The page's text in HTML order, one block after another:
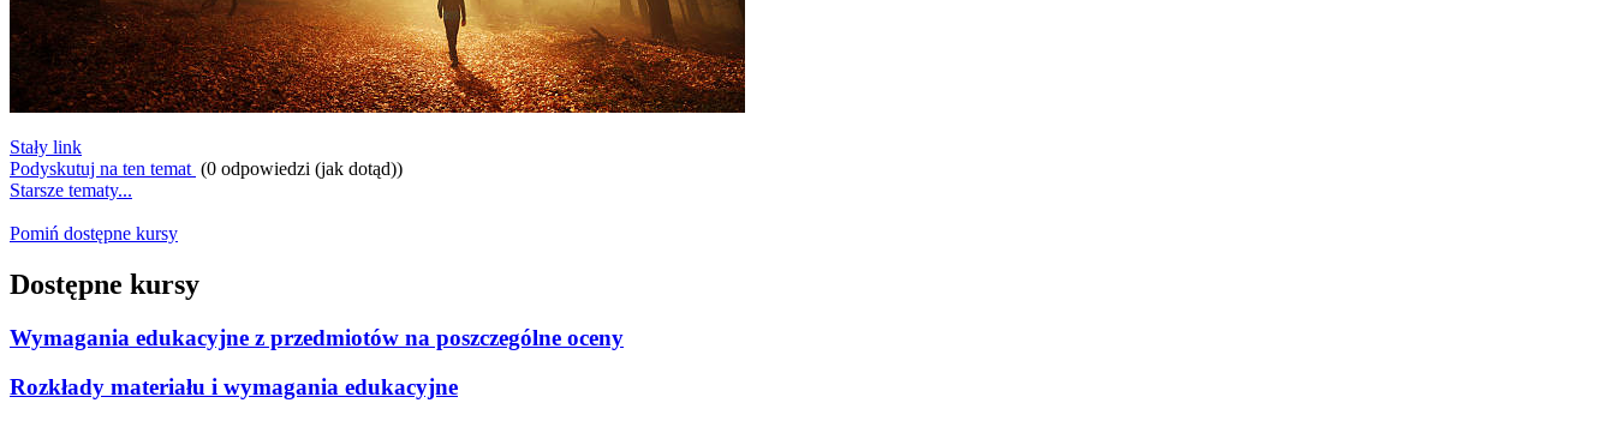
Stały link
Podyskutuj na ten temat (0 odpowiedzi (jak dotąd))
Starsze tematy...
Pomiń dostępne kursy
Dostępne kursy
Wymagania edukacyjne z przedmiotów na poszczególne oceny
Rozkłady materiału i wymagania edukacyjne